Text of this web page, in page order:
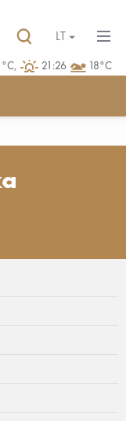
21:26 18°C
LT